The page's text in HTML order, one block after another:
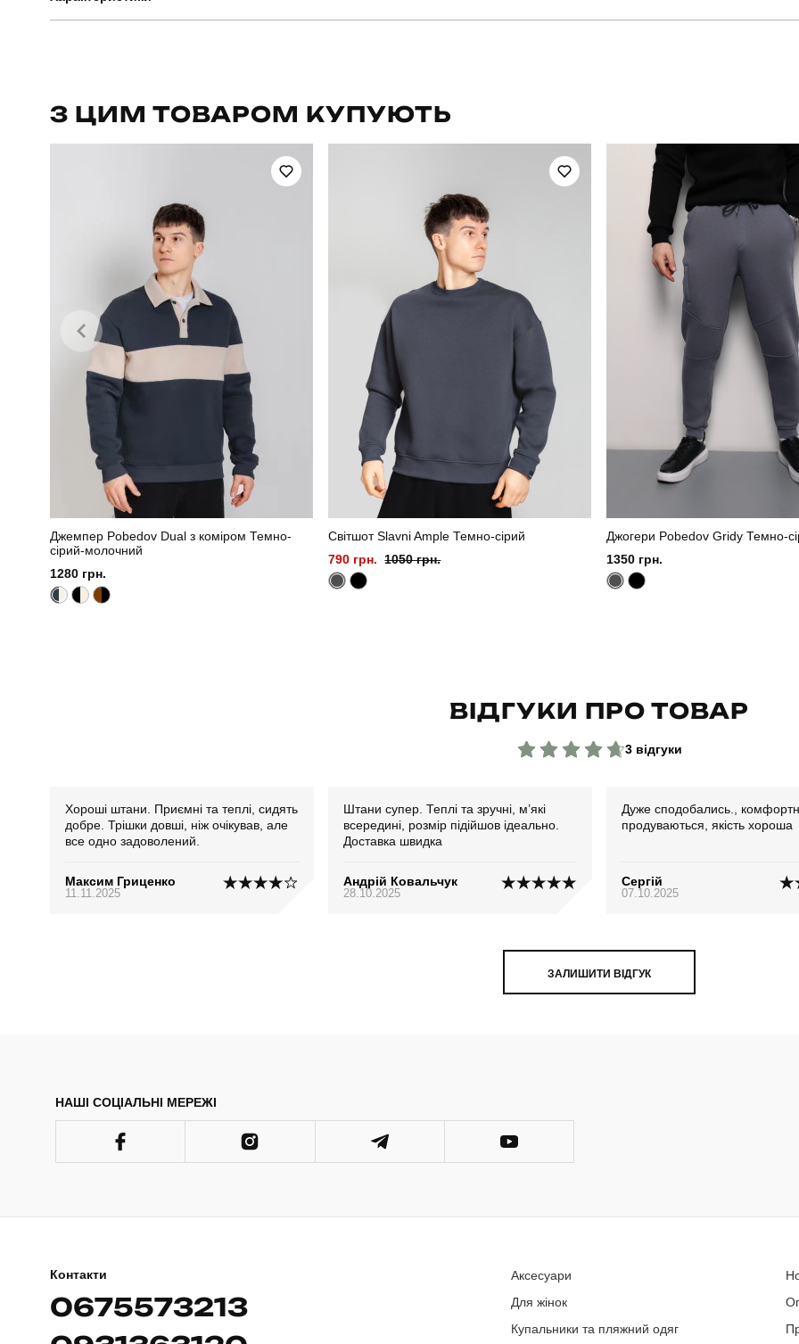
Призначення
повсякденний Сезон
Матеріал
Країна - виробник
З ЦИМ ТОВАРОМ КУПУЮТЬ
Джемпер Pobedov Dual з коміром Темно-
сірий-молочний
1280 грн.
Світшот Slavni Ample Темно-сірий
790 грн. 1050 грн.
Джогери Pobedov Gridy Темно-
1350 грн.
ВІДГУКИ ПРО ТОВАР
3 відгуки
Хороші штани. Приємні та теплі, сидять
добре. Трішки довші, ніж очікував, але
все одно задоволений.
Максим Гриценко
11.11.2025
Штани супер. Теплі та зручні, м’які
всередині, розмір підійшов ідеально.
Доставка швидка
Андрій Ковальчук
28.10.2025
Дуже сподобались.,
продуваються, якість хороша
Сергій
07.10.2025
ЗАЛИШИТИ ВІДГУК
НАШІ СОЦІАЛЬНІ МЕРЕЖІ
Контакти
0675573213
Аксесуари
Для жінок
Купальники та пляжний одяг